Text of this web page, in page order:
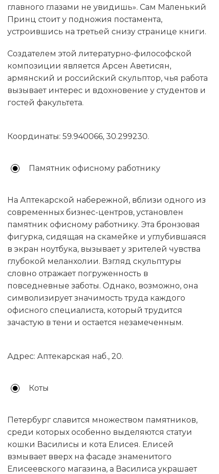
главного глазами не увидишь». Сам Маленький
Принц стоит у подножия постамента,
устроившись на третьей снизу странице книги.
Создателем этой литературно-философской
композиции является Арсен Аветисян,
армянский и российский скульптор, чья работа
вызывает интерес и вдохновение у студентов и
гостей факультета.
Координаты: 59.940066, 30.299230.
Памятник офисному работнику
На Аптекарской набережной, вблизи одного из
современных бизнес-центров, установлен
памятник офисному работнику. Эта бронзовая
фигурка, сидящая на скамейке и углубившаяся
в экран ноутбука, вызывает у зрителей чувства
глубокой меланхолии. Взгляд скульптуры
словно отражает погруженность в
повседневные заботы. Однако, возможно, она
символизирует значимость труда каждого
офисного специалиста, который трудится
зачастую в тени и остается незамеченным.
Адрес: Аптекарская наб., 20.
Коты
Петербург славится множеством памятников,
среди которых особенно выделяются статуи
кошки Василисы и кота Елисея. Елисей
взмывает вверх на фасаде знаменитого
Елисеевского магазина, а Василиса украшает